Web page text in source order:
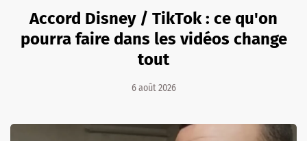
Accord Disney / TikTok : ce qu'on
pourra faire dans les vidéos change
tout
6 août 2026